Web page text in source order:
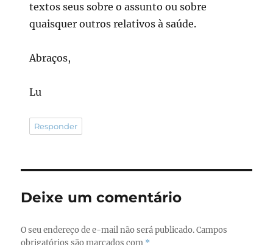
textos seus sobre o assunto ou sobre
quaisquer outros relativos à saúde.
Abraços,
Lu
Responder
Deixe um comentário
O seu endereço de e-mail não será publicado. Campos